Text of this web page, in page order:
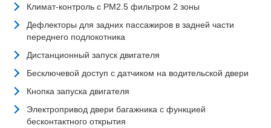
Климат-контроль с PM2.5 фильтром 2 зоны
Дефлекторы для задних пассажиров в задней части
переднего подлокотника
Дистанционный запуск двигателя
Бесключевой доступ с датчиком на водительской двери
Кнопка запуска двигателя
Электропривод двери багажника с функцией
бесконтактного открытия